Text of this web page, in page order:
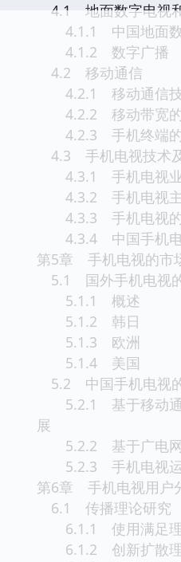
4.1 地面数字电视
4.1.1 中国地面
4.1.2 数字广播
4.2 移动通信
4.2.1 移动通信
4.2.2 移动带宽
4.2.3 手机终端的
4.3 手机电视技术
4.3.1 手机电视
4.3.2 手机电视主
4.3.3 手机电视的
4.3.4 中国手机电
第5章 手机电视的市
5.1 国外手机电视
5.1.1 概述
5.1.2 韩日
5.1.3 欧洲
5.1.4 美国
5.2 中国手机电视
5.2.1 基于移动通
展
5.2.2 基于广电网
5.2.3 手机电视运
第6章 手机电视用户
6.1 传播理论研究
6.1.1 使用满足
6.1.2 创新扩散